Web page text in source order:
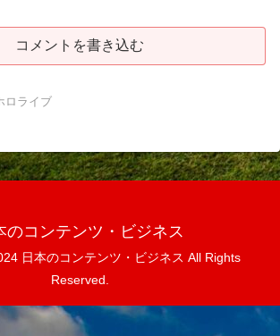
コメントを書き込む
ロライブ
のコンテンツ・ビジネス
日本のコンテンツ・ビジネス All Rights
Reserved.